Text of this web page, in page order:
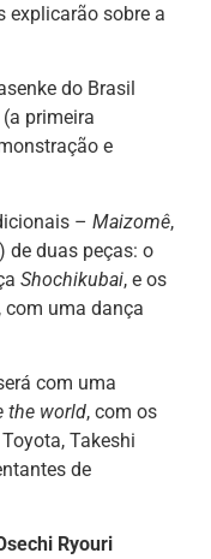
explicarão sobre a
do Brasil
(a primeira
e
– Maizomê,
de duas peças: o
Shochikubai, e os
com uma dança
com uma
the world, com os
Takeshi
de
Ryouri